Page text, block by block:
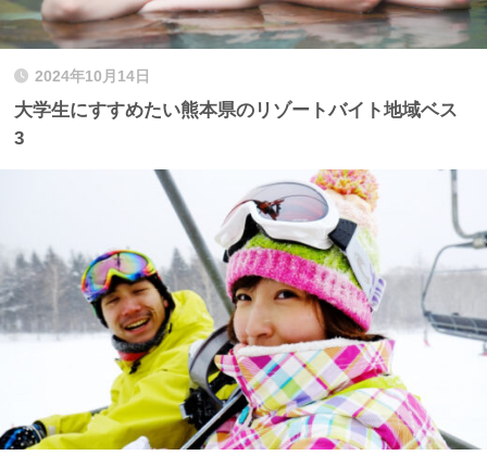
2024年10月14日
大学生にすすめたい熊本県のリゾートバイト地域ベス
3